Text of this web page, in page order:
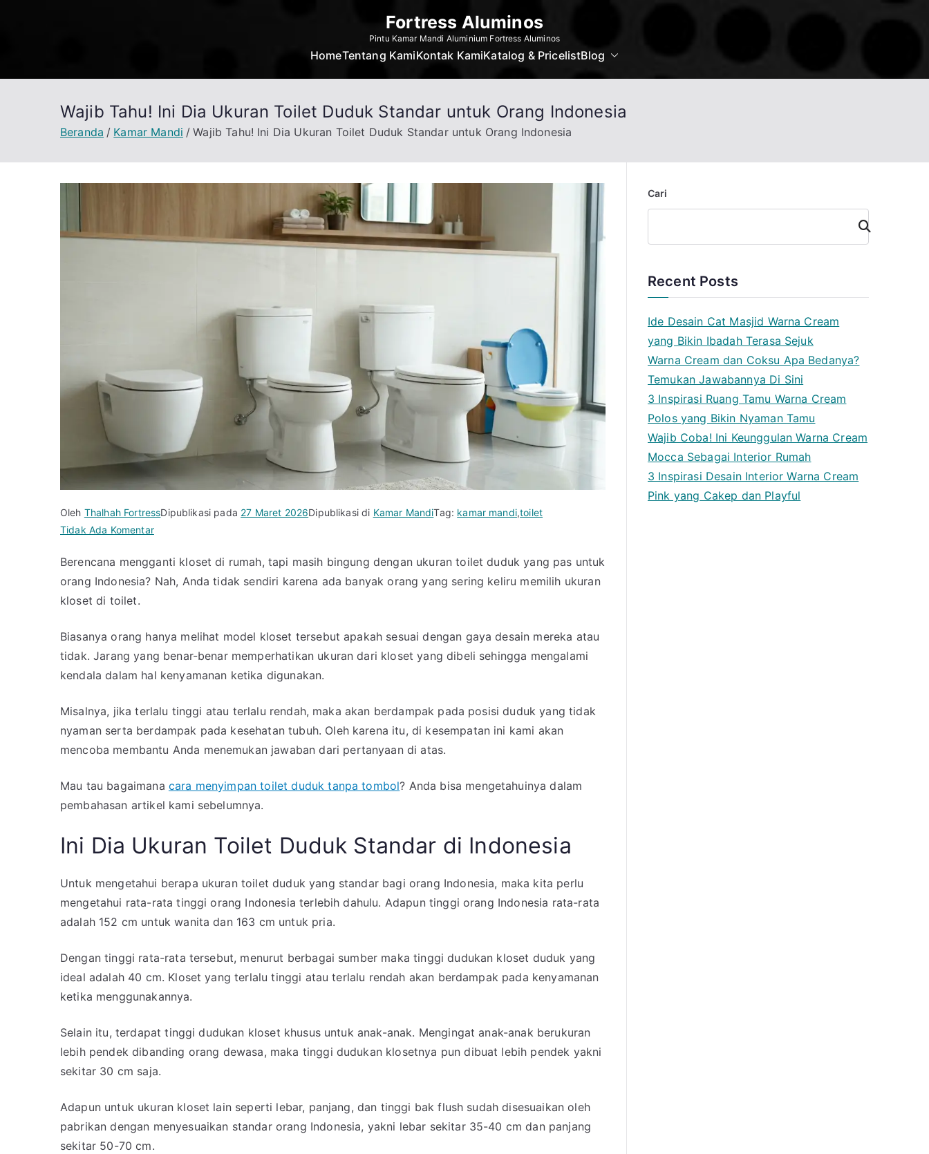
Fortress Aluminos
Pintu Kamar Mandi Aluminium Fortress Aluminos
HomeTentang KamiKontak KamiKatalog & PricelistBlog
Wajib Tahu! Ini Dia Ukuran Toilet Duduk Standar untuk Orang Indonesia
Beranda Kamar Mandi Wajib Tahu! Ini Dia Ukuran Toilet Duduk Standar untuk Orang Indonesia
Oleh Thalhah FortressDipublikasi pada 27 Maret 2026Dipublikasi di Kamar MandiTag: kamar mandi,toilet
Tidak Ada Komentarpada
Tahu!
Ini
Toilet
Duduk
Indonesia
Berencana mengganti kloset di rumah, tapi masih bingung dengan ukuran toilet duduk yang pas untuk
orang Indonesia? Nah, Anda tidak sendiri karena ada banyak orang yang sering keliru memilih ukuran
kloset di toilet.
Biasanya orang hanya melihat model kloset tersebut apakah sesuai dengan gaya desain mereka atau
tidak. Jarang yang benar-benar memperhatikan ukuran dari kloset yang dibeli sehingga mengalami
kendala dalam hal kenyamanan ketika digunakan.
Misalnya, jika terlalu tinggi atau terlalu rendah, maka akan berdampak pada posisi duduk yang tidak
nyaman serta berdampak pada kesehatan tubuh. Oleh karena itu, di kesempatan ini kami akan
mencoba membantu Anda menemukan jawaban dari pertanyaan di atas.
Mau tau bagaimana cara menyimpan toilet duduk tanpa tombol? Anda bisa mengetahuinya dalam
pembahasan artikel kami sebelumnya.
Ini Dia Ukuran Toilet Duduk Standar di Indonesia
Untuk mengetahui berapa ukuran toilet duduk yang standar bagi orang Indonesia, maka kita perlu
mengetahui rata-rata tinggi orang Indonesia terlebih dahulu. Adapun tinggi orang Indonesia rata-rata
adalah 152 cm untuk wanita dan 163 cm untuk pria.
Dengan tinggi rata-rata tersebut, menurut berbagai sumber maka tinggi dudukan kloset duduk yang
ideal adalah 40 cm. Kloset yang terlalu tinggi atau terlalu rendah akan berdampak pada kenyamanan
ketika menggunakannya.
Selain itu, terdapat tinggi dudukan kloset khusus untuk anak-anak. Mengingat anak-anak berukuran
lebih pendek dibanding orang dewasa, maka tinggi dudukan klosetnya pun dibuat lebih pendek yakni
sekitar 30 cm saja.
Adapun untuk ukuran kloset lain seperti lebar, panjang, dan tinggi bak flush sudah disesuaikan oleh
pabrikan dengan menyesuaikan standar orang Indonesia, yakni lebar sekitar 35-40 cm dan panjang
sekitar 50-70 cm.
Cari
Cari
Recent Posts
Ide Desain Cat Masjid Warna Cream
yang Bikin Ibadah Terasa Sejuk
Warna Cream dan Coksu Apa Bedanya?
Temukan Jawabannya Di Sini
3 Inspirasi Ruang Tamu Warna Cream
Polos yang Bikin Nyaman Tamu
Wajib Coba! Ini Keunggulan Warna Cream
Mocca Sebagai Interior Rumah
3 Inspirasi Desain Interior Warna Cream
Pink yang Cakep dan Playful